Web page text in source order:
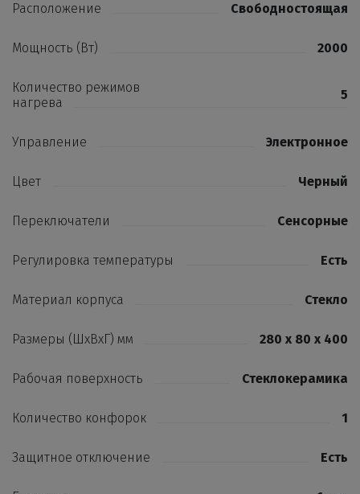
Расположение Свободностоящая
Мощность (Вт) 2000
Количество режимов
нагрева
5
Управление Электронное
Цвет Черный
Переключатели Сенсорные
Регулировка температуры Есть
Материал корпуса Стекло
Размеры (ШхВхГ) мм 280 x 80 x 400
Рабочая поверхность Стеклокерамика
Количество конфорок 1
Защитное отключение Есть